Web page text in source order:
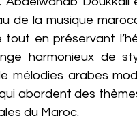
de la musique
en préservant
harmonieux de
mélodies arabes
abordent des
du Maroc.